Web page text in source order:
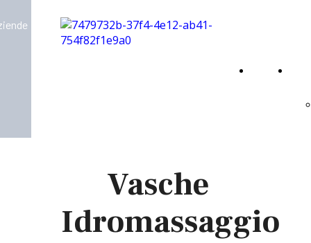
Home
Vasche
Idromassaggio